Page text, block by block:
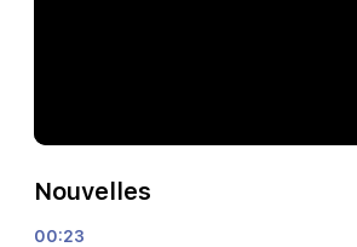
Nouvelles
00:23